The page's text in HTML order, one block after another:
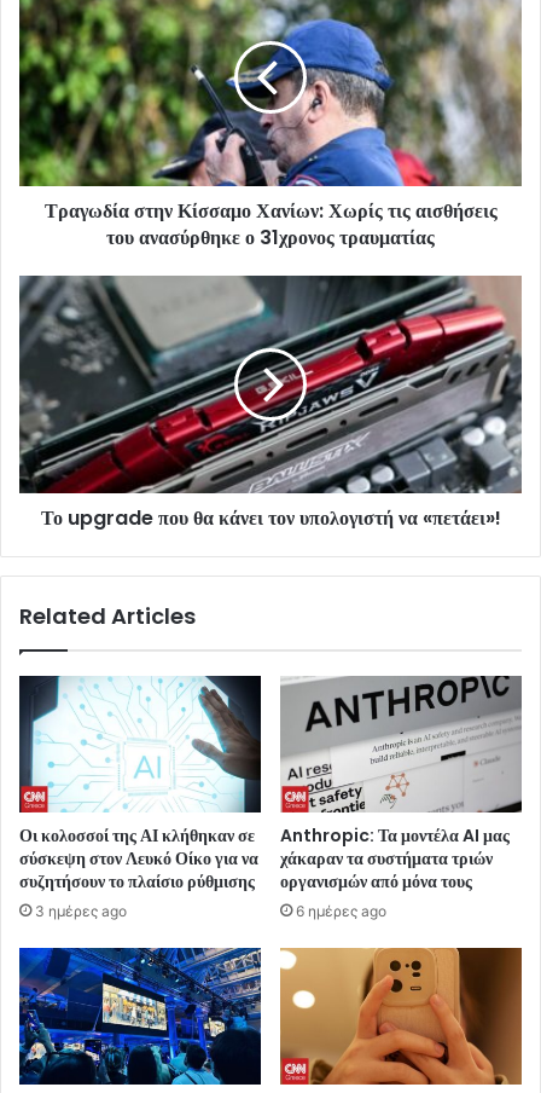
Τραγωδία στην Κίσσαμο Χανίων: Χωρίς τις αισθήσεις
του ανασύρθηκε ο 31χρονος τραυματίας
Το upgrade που θα κάνει τον υπολογιστή να «πετάει»!
Related Articles
Οι κολοσσοί της ΑΙ κλήθηκαν σε
σύσκεψη στον Λευκό Οίκο για να
συζητήσουν το πλαίσιο ρύθμισης
3 ημέρες ago
Anthropic: Τα μοντέλα AI μας
χάκαραν τα συστήματα τριών
οργανισμών από μόνα τους
6 ημέρες ago